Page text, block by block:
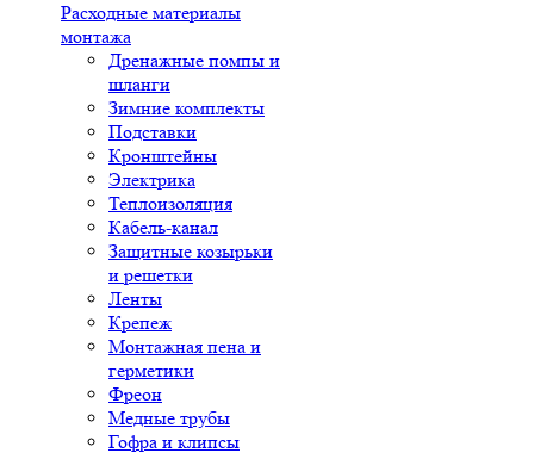
Расходные материалы
монтажа
Дренажные помпы и
шланги
Зимние комплекты
Подставки
Кронштейны
Электрика
Теплоизоляция
Кабель-канал
Защитные козырьки
и решетки
Ленты
Крепеж
Монтажная пена и
герметики
Фреон
Медные трубы
Гофра и клипсы